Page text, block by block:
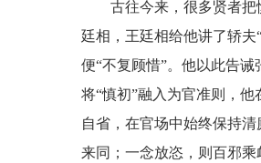
古往今来，很多贤者把慎
廷相，王廷相给他讲了轿
便“不复顾惜”。他以此告
将“慎初”融入为官准则，
自省，在官场中始终保持
来同；一念放恣，则百邪